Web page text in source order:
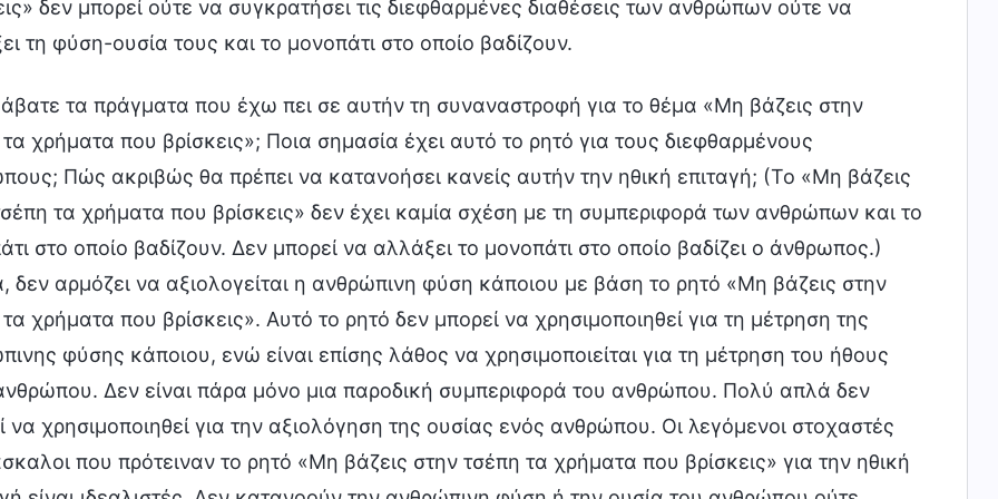
δεν μπορεί ούτε να συγκρατήσει τις διεφθαρμένες διαθέσεις των ανθρώπων ούτε να
τη φύση-ουσία τους και το μονοπάτι στο οποίο βαδίζουν.
τα πράγματα που έχω πει σε αυτήν τη συναναστροφή για το θέμα «Μη βάζεις στην
χρήματα που βρίσκεις»; Ποια σημασία έχει αυτό το ρητό για τους διεφθαρμένους
Πώς ακριβώς θα πρέπει να κατανοήσει κανείς αυτήν την ηθική επιταγή; (Το «Μη βάζεις
τα χρήματα που βρίσκεις» δεν έχει καμία σχέση με τη συμπεριφορά των ανθρώπων και το
στο οποίο βαδίζουν. Δεν μπορεί να αλλάξει το μονοπάτι στο οποίο βαδίζει ο άνθρωπος.)
δεν αρμόζει να αξιολογείται η ανθρώπινη φύση κάποιου με βάση το ρητό «Μη βάζεις στην
χρήματα που βρίσκεις». Αυτό το ρητό δεν μπορεί να χρησιμοποιηθεί για τη μέτρηση της
φύσης κάποιου, ενώ είναι επίσης λάθος να χρησιμοποιείται για τη μέτρηση του ήθους
Δεν είναι πάρα μόνο μια παροδική συμπεριφορά του ανθρώπου. Πολύ απλά δεν
να χρησιμοποιηθεί για την αξιολόγηση της ουσίας ενός ανθρώπου. Οι λεγόμενοι στοχαστές
που πρότειναν το ρητό «Μη βάζεις στην τσέπη τα χρήματα που βρίσκεις» για την ηθική